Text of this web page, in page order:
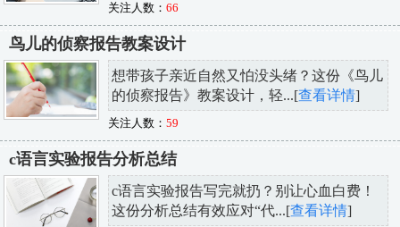
关注人数： 66
鸟儿的侦察报告教案设计
想带孩子亲近自然又怕没头绪？这份《鸟儿
的侦察报告》教案设计，轻...[查看详情]
关注人数： 59
c语言实验报告分析总结
c语言实验报告写完就扔？别让心血白费！
这份分析总结有效应对“代...[查看详情]